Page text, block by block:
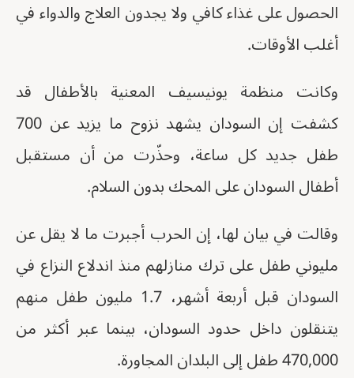
الحصول على غذاء كافي ولا يجدون العلاج والدواء في
أغلب الأوقات.
وكانت منظمة يونيسيف المعنية بالأطفال قد
كشفت إن السودان يشهد نزوح ما يزيد عن 700
طفل جديد كل ساعة، وحذّرت من أن مستقبل
أطفال السودان على المحك بدون السلام.
وقالت في بيان لها، إن الحرب أجبرت ما لا يقل عن
مليوني طفل على ترك منازلهم منذ اندلاع النزاع في
السودان قبل أربعة أشهر، 1.7 مليون طفل منهم
يتنقلون داخل حدود السودان، بينما عبر أكثر من
470,000 طفل إلى البلدان المجاورة.